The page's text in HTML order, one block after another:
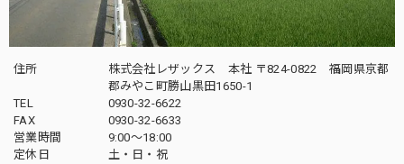
住所
株式会社レザックス 本社 〒824-0822 福岡県京都
郡みやこ町勝山黒田1650-1
TEL
0930-32-6622
FAX
0930-32-6633
営業時間
9:00〜18:00
定休日
土・日・祝